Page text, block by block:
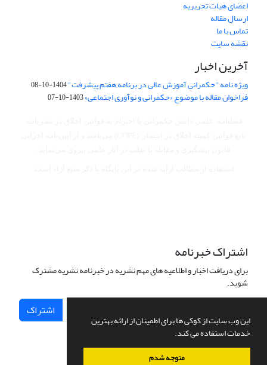
این وب سایت از کوکی ها برای اطمینان از ارائه بهترین
خدمات استفاده می کند.
متوجه شدم
اعضای هیات تحریریه
ارسال مقاله
تماس با ما
نقشه سایت
آخرین اخبار
ویژه نامه "حکمرانی آموزش عالی در برنامه هفتم پیشرفت"1404-10-08
فراخوان مقاله با موضوع «حکمرانی و نوآوری اجتماعی»1403-10-07
اشتراک خبرنامه
برای دریافت اخبار و اطلاعیه های مهم نشریه در خبرنامه نشریه مشترک
شوید.
اشتراک